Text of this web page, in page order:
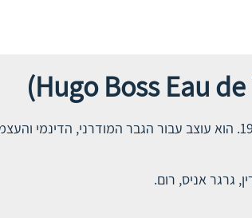
גרגר אניס, רום.